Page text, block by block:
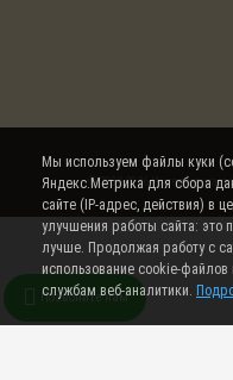
© 2008-2026 Интернет
Позвоните нам
Мы используем файлы куки
Яндекс.Метрика для сбора
сайте (IP-адрес, действия) в
улучшения работы сайта: это
лучше. Продолжая работу с
использование cookie-
службам веб-аналитики.